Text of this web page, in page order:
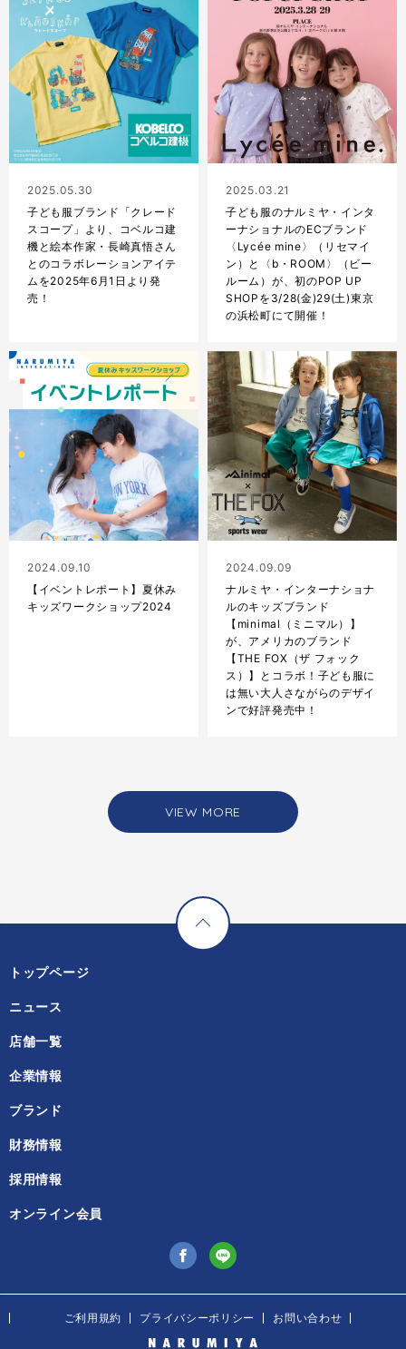
2025.05.30
子ども服ブランド「クレード
スコープ」より、コベルコ建
機と絵本作家・長崎真悟さん
とのコラボレーションアイテ
ムを2025年6月1日より発
売！
2025.03.21
子ども服のナルミヤ・インタ
ーナショナルのECブランド
〈Lycée mine〉（リセマイ
ン）と〈b・ROOM〉（ビー
ルーム）が、初のPOP UP
SHOPを3/28(金)29(土)東京
の浜松町にて開催！
2024.09.10
【イベントレポート】夏休み
キッズワークショップ2024
2024.09.09
ナルミヤ・インターナショナ
ルのキッズブランド
【minimal（ミニマル）】
が、アメリカのブランド
【THE FOX（ザ フォック
ス）】とコラボ！子ども服に
は無い大人さながらのデザイ
ンで好評発売中！
VIEW MORE
トップページ
ニュース
店舗一覧
企業情報
ブランド
財務情報
採用情報
オンライン会員
ご利用規約 プライバシーポリシー お問い合わせ